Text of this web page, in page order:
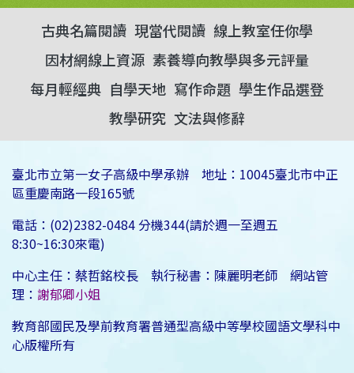
古典名篇閱讀 現當代閱讀 線上教室任你學
因材網線上資源 素養導向教學與多元評量
每月輕經典 自學天地 寫作命題 學生作品選登
教學研究 文法與修辭
臺北市立第一女子高級中學承辦 地址：10045臺北市中正
區重慶南路一段165號
電話：(02)2382-0484 分機344(請於週一至週五
8:30~16:30來電)
中心主任：蔡哲銘校長 執行秘書：陳麗明老師 網站管
理： 謝郁卿小姐
教育部國民及學前教育署普通型高級中等學校國語文學科中
心版權所有